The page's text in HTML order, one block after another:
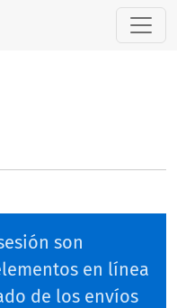
son
en línea
de los envíos